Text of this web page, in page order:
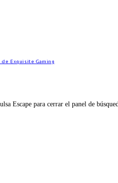
de Exquisite Gaming
Escape para cerrar el panel de